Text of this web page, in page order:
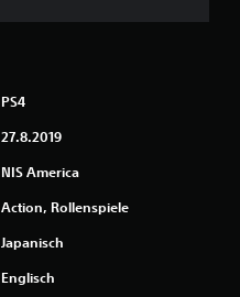
PS4
27.8.2019
NIS America
Action, Rollenspiele
Japanisch
Englisch